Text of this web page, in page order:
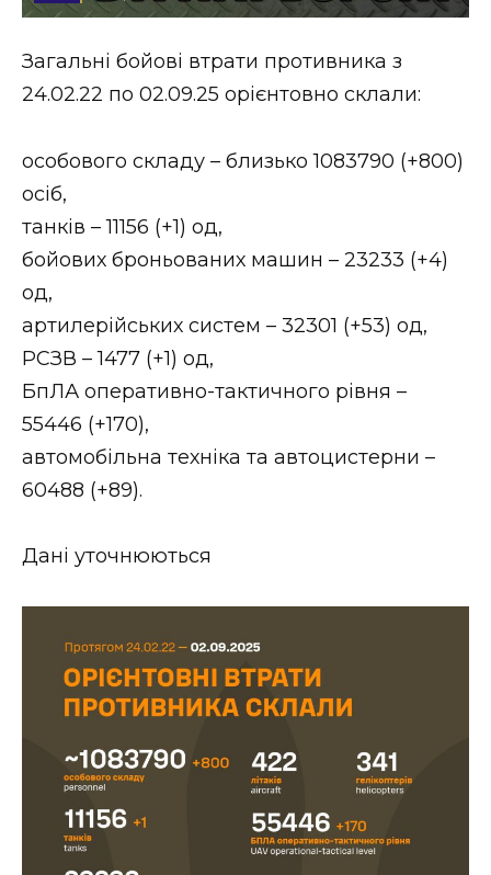
Стиль життя
Втрачений Ужгород
ЗАКАРПАТСЬКІ НОВИНИ
НОВИНИ ЗАХІДНОЇ УКРАЇНИ
ФОТО
ВІДЕО
Загальні бойові втрати противника з
24.02.22 по 02.09.25 орієнтовно склали:
особового складу – близько 1083790 (+800)
осіб,
танків – 11156 (+1) од,
бойових броньованих машин – 23233 (+4)
од,
артилерійських систем – 32301 (+53) од,
РСЗВ – 1477 (+1) од,
БпЛА оперативно-тактичного рівня –
55446 (+170),
автомобільна техніка та автоцистерни –
60488 (+89).
Дані уточнюються